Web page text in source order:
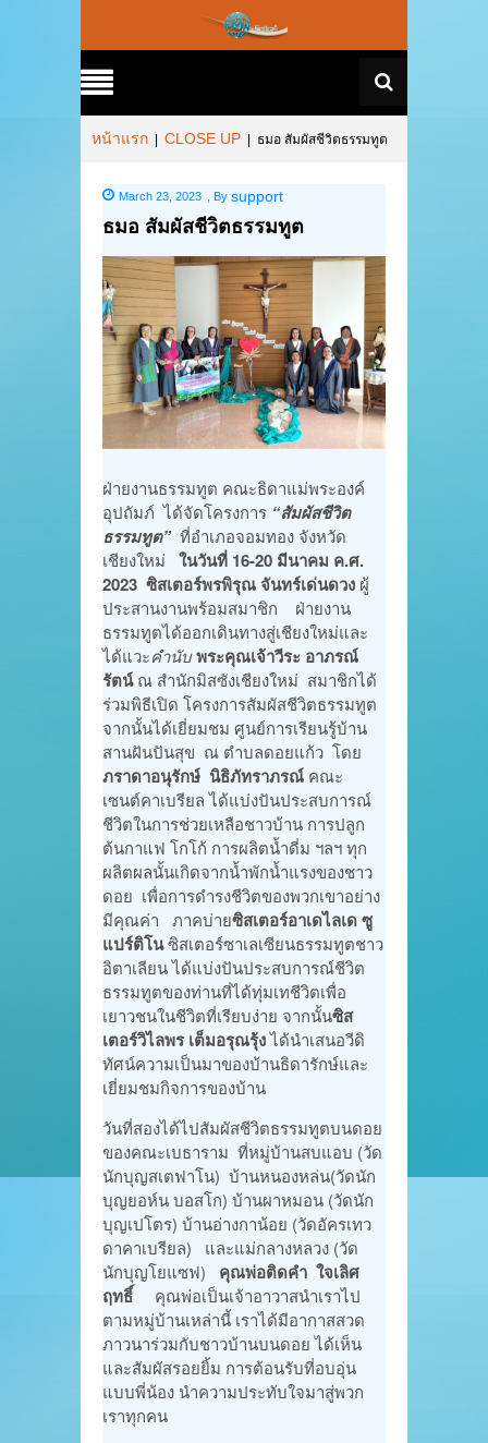
หน้าแรก CLOSE UP ธมอ สัมผัสชีวิตธรรมทูต
March 23, 2023 By support
ธมอ สัมผัสชีวิตธรรมทูต
ฝ่ายงานธรรมทูต คณะธิดาแม่พระองค์
อุปถัมภ์ ได้จัดโครงการ “สัมผัสชีวิต
ธรรมทูต” ที่อำเภอจอมทอง จังหวัด
เชียงใหม่ ในวันที่ 16-20 มีนาคม ค.ศ.
2023 ซิสเตอร์พรพิรุณ จันทร์เด่นดวง ผู้
ประสานงานพร้อมสมาชิก ฝ่ายงาน
ธรรมทูตได้ออกเดินทางสู่เชียงใหม่และ
ได้แวะคำนับพระคุณเจ้าวีระ อาภรณ์
รัตน์ณ สำนักมิสซังเชียงใหม่ สมาชิกได้
ร่วมพิธีเปิด โครงการสัมผัสชีวิตธรรมทูต
จากนั้นได้เยี่ยมชม ศูนย์การเรียนรู้บ้าน
สานฝันปันสุข ณ ตำบลดอยแก้ว โดย
ภราดาอนุรักษ์ นิธิภัทราภรณ์ คณะ
เซนต์คาเบรียล ได้แบ่งปันประสบการณ์
ชีวิตในการช่วยเหลือชาวบ้าน การปลูก
ต้นกาแฟ โกโก้ การผลิตน้ำดี่ม ฯลฯ ทุก
ผลิตผลนั้นเกิดจากน้ำพักน้ำแรงของชาว
ดอย เพื่อการดำรงชีวิตของพวกเขาอย่าง
มีคุณค่า ภาคบ่ายซิสเตอร์อาเดไลเด ซู
แปร์ติโนซิสเตอร์ซาเลเซียนธรรมทูตชาว
อิตาเลียน ได้แบ่งปันประสบการณ์ชีวิต
ธรรมทูตของท่านที่ได้ทุ่มเทชีวิตเพื่อ
เยาวชนในชีวิตที่เรียบง่าย จากนั้นซิส
เตอร์วิไลพร เต็มอรุณรุ้งได้นำเสนอวีดิ
ทัศน์ความเป็นมาของบ้านธิดารักษ์และ
เยี่ยมชมกิจการของบ้าน
วันที่สองได้ไปสัมผัสชีวิตธรรมทูตบนดอย
ของคณะเบธาราม ที่หมู่บ้านสบแอบ (วัด
นักบุญสเตฟาโน) บ้านหนองหล่น(วัดนัก
บุญยอห์น บอสโก) บ้านผาหมอน (วัดนัก
บุญเปโตร) บ้านอ่างกาน้อย (วัดอัครเทว
ดาคาเบรียล) และแม่กลางหลวง (วัด
นักบุญโยแซฟ) คุณพ่อติดคำ ใจเลิศ
ฤทธิ์
คุณพ่อเป็นเจ้าอาวาสนำเราไป
ตามหมู่บ้านเหล่านี้ เราได้มีอากาสสวด
ภาวนาร่วมกับชาวบ้านบนดอย ได้เห็น
และสัมผัสรอยยิ้ม การต้อนรับที่อบอุ่น
แบบพี่น้อง นำความประทับใจมาสู่พวก
เราทุกคน